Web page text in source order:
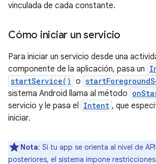
vinculada de cada constante.
Cómo iniciar un servicio
Para iniciar un servicio desde una
componente de la aplicación, pasa un
startService() o
sistema Android llama al método
servicio y le pasa el Intent , que
iniciar.
Nota: Si tu app se orienta al nivel de
posteriores, el sistema impone